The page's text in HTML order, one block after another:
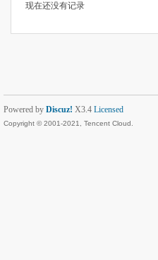
现在还没有记录
Powered by Discuz! X3.4 Licensed
Copyright © 2001-2021, Tencent Cloud.